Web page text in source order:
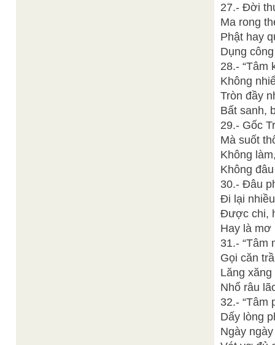
27.- Đời
Ma rong
Phật hay
Dụng
28.- “Tâm
Không
Tròn đầy
Bất sanh,
29.- Gốc
Mà suốt
Không
Không
30.- Đâu
Đi lại
Được chi,
Hay là mơ
31.- “Tâm
Gọi căn
Lăng
Nhổ râu
32.- “Tâm
Dấy lòng
Ngày